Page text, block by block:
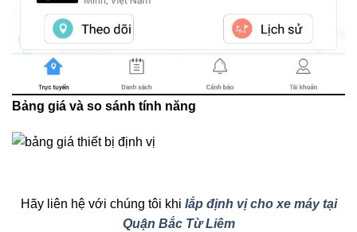
Bảng giá và so sánh tính năng
Hãy liên hệ với chúng tôi khi lắp định vị cho xe máy tại
Quận Bắc Từ Liêm